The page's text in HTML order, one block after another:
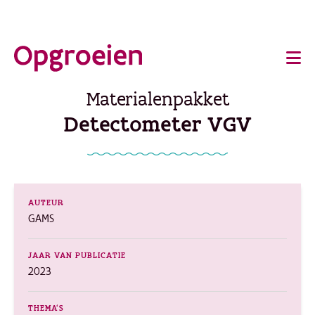
direct
Main
navigationMaterialenpakket
Detectometer VGV
AUTEUR
GAMS
JAAR VAN PUBLICATIE
2023
THEMA'S